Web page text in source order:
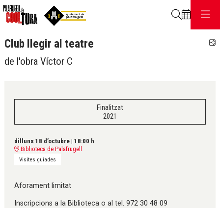
Club llegir al teatre
de l'obra Víctor C
Finalitzat
2021
dilluns 18 d’octubre | 18:00 h
Biblioteca de Palafrugell
Visites guiades
Aforament limitat
Inscripcions a la Biblioteca o al tel. 972 30 48 09